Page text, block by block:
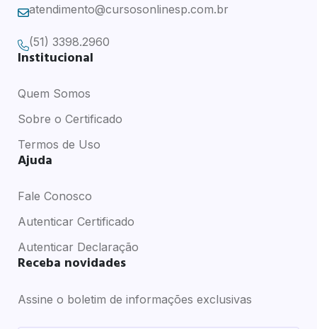
atendimento@cursosonlinesp.com.br
(51) 3398.2960
Institucional
Quem Somos
Sobre o Certificado
Termos de Uso
Ajuda
Fale Conosco
Autenticar Certificado
Autenticar Declaração
Receba novidades
Assine o boletim de informações exclusivas